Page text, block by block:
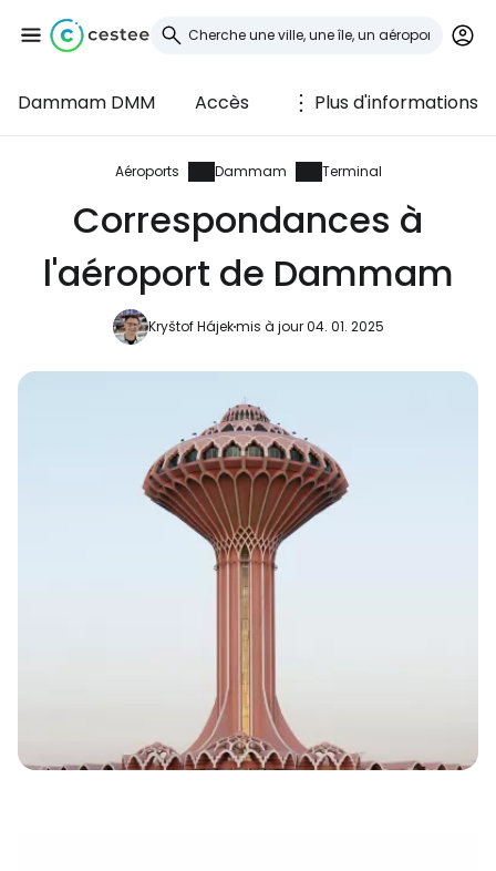
Dammam DMM Accès Plus d'informations
Aéroports Dammam Terminal
Correspondances à
l'aéroport de Dammam
Kryštof Hájekmis à jour 04. 01. 2025
Se connecter à
Cestee
... la communauté mondiale des voyageurs
Poursuivre avec le courrier
électronique